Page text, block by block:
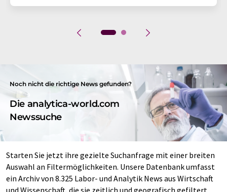
Noch nicht die richtige News gefunden?
Die analytica-world.com
Newssuche
Starten Sie jetzt ihre gezielte Suchanfrage mit einer breiten
Auswahl an Filtermöglichkeiten. Unsere Datenbank umfasst
ein Archiv von 8.325 Labor- und Analytik News aus Wirtschaft
und Wissenschaft, die sie zeitlich und geografisch gefiltert